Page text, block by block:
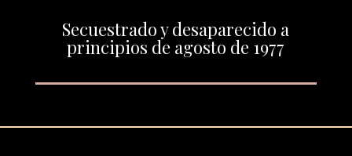
Secuestrado y desaparecido a
principios de agosto de 1977